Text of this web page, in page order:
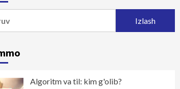
Algoritm va til: kim g'olib?